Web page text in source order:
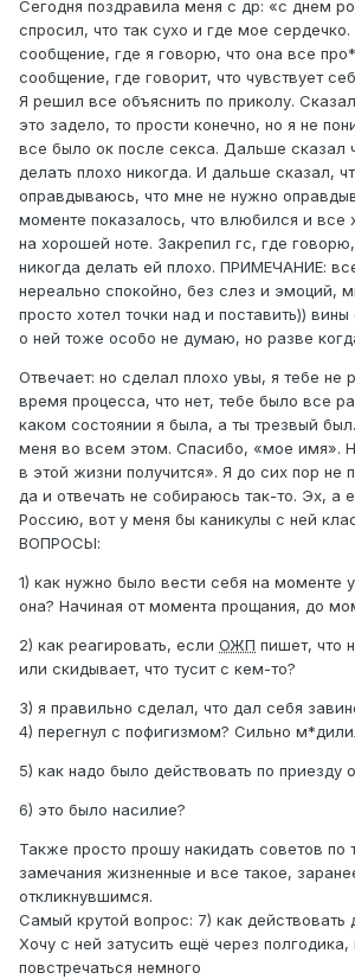
Сегодня поздравила меня с др: «с днем
спросил, что так сухо и где мое
сообщение, где я говорю, что она все
сообщение, где говорит, что чувствует
Я решил все объяснить по приколу.
это задело, то прости конечно, но я не
все было ок после секса. Дальше сказал
делать плохо никогда. И дальше сказал,
оправдываюсь, что мне не нужно
моменте показалось, что влюбился и все
на хорошей ноте. Закрепил гс, где
никогда делать ей плохо. ПРИМЕЧАНИЕ:
нереально спокойно, без слез и эмоций,
просто хотел точки над и поставить))
о ней тоже особо не думаю, но разве
Отвечает: но сделал плохо увы, я тебе не
время процесса, что нет, тебе было все
каком состоянии я была, а ты трезвый
меня во всем этом. Спасибо, «мое имя».
в этой жизни получится». Я до сих пор не
да и отвечать не собираюсь так-то. Эх, а
Россию, вот у меня бы каникулы с ней
ВОПРОСЫ:
1) как нужно было вести себя на моменте
она? Начиная от момента прощания, до
2) как реагировать, если ОЖП пишет, что
или скидывает, что тусит с кем-то?
3) я правильно сделал, что дал себя
4) перегнул с пофигизмом? Сильно
5) как надо было действовать по приезду
6) это было насилие?
Также просто прошу накидать советов по
замечания жизненные и все такое,
откликнувшимся.
Самый крутой вопрос: 7) как действовать
Хочу с ней затусить ещё через
повстречаться немного